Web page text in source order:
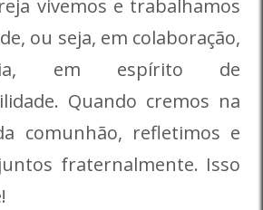
vivemos e trabalhamos
ou seja, em colaboração,
em espírito de
Quando cremos na
comunhão, refletimos e
fraternalmente. Isso